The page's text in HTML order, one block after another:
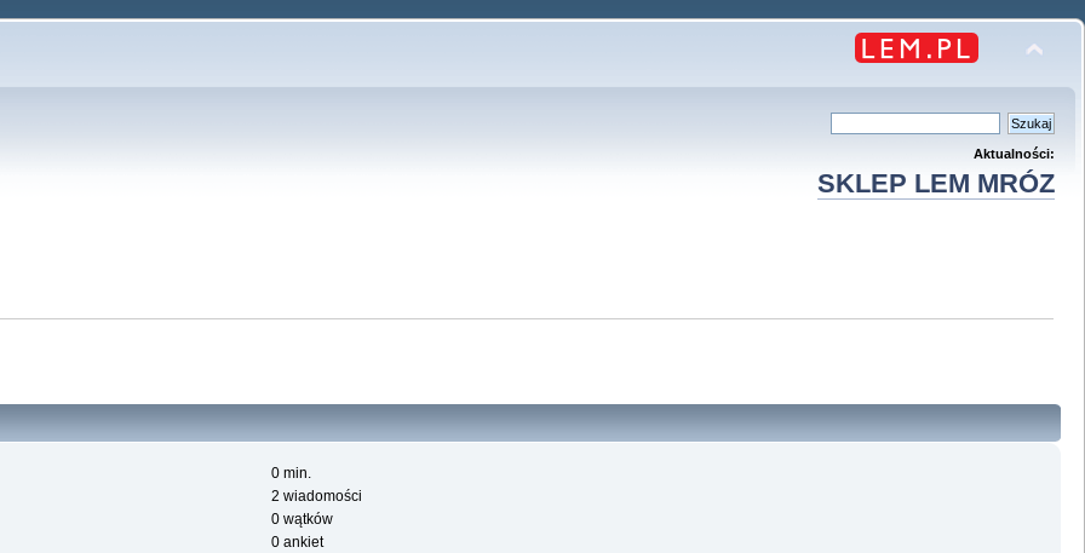
Aktualności:
SKLEP LEM MRÓZ
0 min.
2 wiadomości
0 wątków
0 ankiet